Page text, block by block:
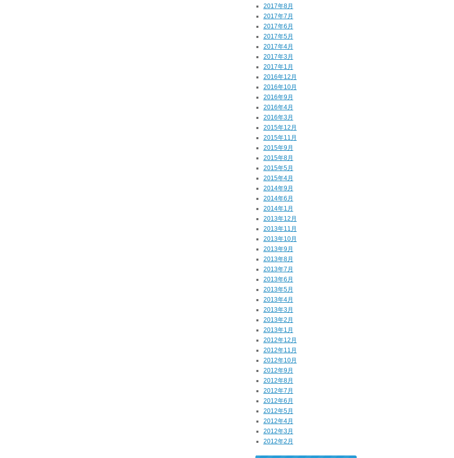
2017年8月
2017年7月
2017年6月
2017年5月
2017年4月
2017年3月
2017年1月
2016年12月
2016年10月
2016年9月
2016年4月
2016年3月
2015年12月
2015年11月
2015年9月
2015年8月
2015年5月
2015年4月
2014年9月
2014年6月
2014年1月
2013年12月
2013年11月
2013年10月
2013年9月
2013年8月
2013年7月
2013年6月
2013年5月
2013年4月
2013年3月
2013年2月
2013年1月
2012年12月
2012年11月
2012年10月
2012年9月
2012年8月
2012年7月
2012年6月
2012年5月
2012年4月
2012年3月
2012年2月